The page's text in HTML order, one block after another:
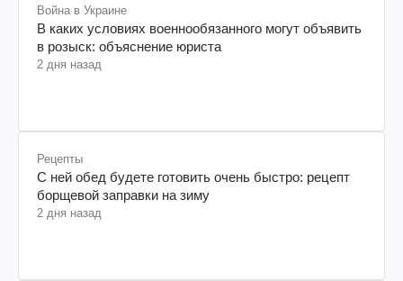
Война в Украине
В каких условиях военнообязанного могут объявить
в розыск: объяснение юриста
2 дня назад
Рецепты
С ней обед будете готовить очень быстро: рецепт
борщевой заправки на зиму
2 дня назад